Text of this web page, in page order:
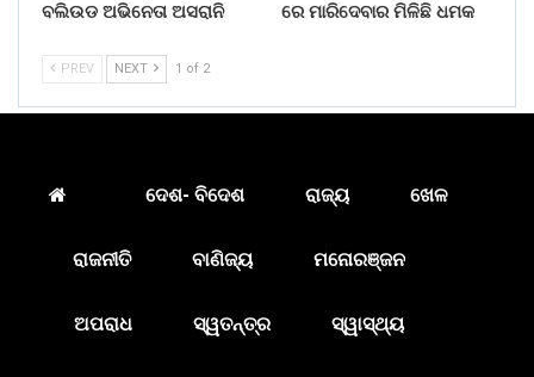
ବଲିଉଡ ଅଭିନେତା ଅସରାନି
ରେ ମାରିଦେବାର ମିଳିଛି ଧମକ
PREV NEXT 1 of 2
ଦେଶ- ବିଦେଶ ରାଜ୍ୟ ଖେଳ
ରାଜନୀତି ବାଣିଜ୍ୟ ମନୋରଞ୍ଜନ
ଅପରାଧ ସ୍ୱତନ୍ତ୍ର ସ୍ୱାସ୍ଥ୍ୟ